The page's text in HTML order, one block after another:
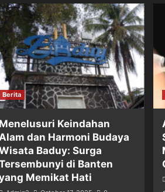
Berita
Menelusuri Keindahan
dan Harmoni Budaya
Baduy: Surga
di Banten
Memikat Hati